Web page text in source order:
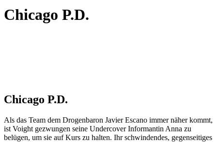
Chicago P.D.
Chicago P.D.
Als das Team dem Drogenbaron Javier Escano immer näher kommt,
ist Voight gezwungen seine Undercover Informantin Anna zu
belügen, um sie auf Kurs zu halten. Ihr schwindendes, gegenseitiges